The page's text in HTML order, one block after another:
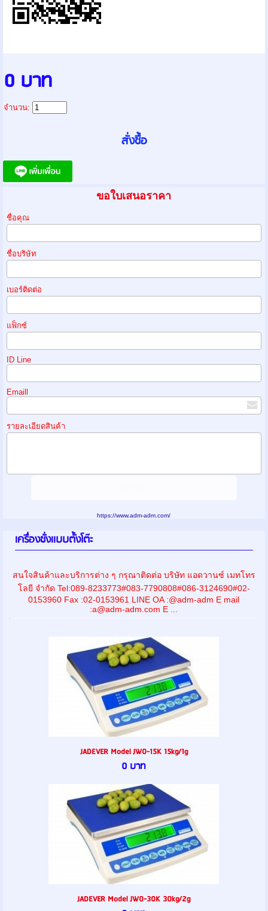
0 บาท
จำนวน:
ขอใบเสนอราคา
ชื่อคุณ
ชื่อบริษัท
เบอร์ติดต่อ
แฟ็กซ์
ID Line
Emaill
รายละเอียดสินค้า
https://www.adm-adm.com/
เครื่องชั่งเเบบตั้งโต๊ะ
สนใจสินค้าและบริการต่าง ๆ กรุณาติดต่อ บริษัท แอดวานซ์ เมทโทร
โลยี จำกัด Tel:089-8233773#083-7790808#086-3124690#02-
0153960 Fax :02-0153961 LINE OA :@adm-adm E mail
:a@adm-adm.com E ...
JADEVER Model JW0-15K 15kg/1g
0 บาท
JADEVER Model JW0-30K 30kg/2g